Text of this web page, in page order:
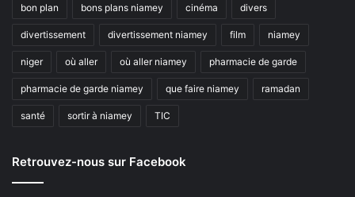
bon plan bons plans niamey cinéma divers
divertissement divertissement niamey film niamey
niger où aller où aller niamey pharmacie de garde
pharmacie de garde niamey que faire niamey ramadan
santé sortir à niamey TIC
Retrouvez-nous sur Facebook